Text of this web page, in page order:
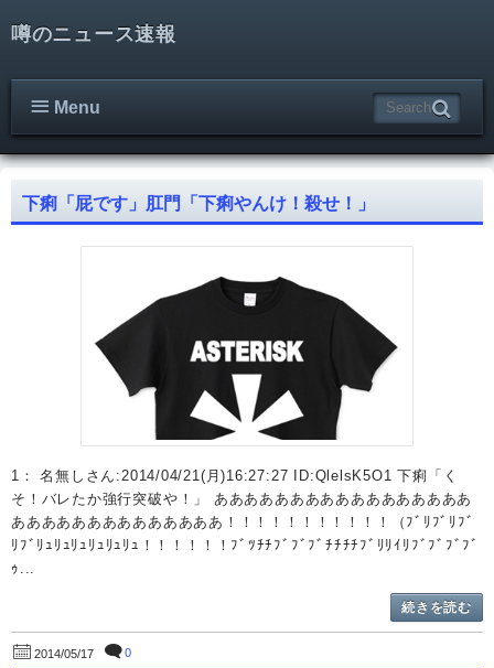
噂のニュース速報
Menu
下痢「屁です」肛門「下痢やんけ！殺せ！」
1： 名無しさん:2014/04/21(月)16:27:27 ID:QlelsK5O1 下痢「く
そ！バレたか強行突破や！」 あああああああああああああああああ
ああああああああああああああ！！！！！！！！！！！（ﾌﾞﾘﾌﾞﾘﾌﾞ
ﾘﾌﾞﾘｭﾘｭﾘｭﾘｭﾘｭﾘｭ！！！！！！ﾌﾞﾂﾁﾁﾌﾞﾌﾞﾌﾞﾁﾁﾁﾁﾌﾞﾘﾘｲﾘﾌﾞﾌﾞﾌﾞﾌﾞ
ｩ...
続きを読む
2014/05/17 0